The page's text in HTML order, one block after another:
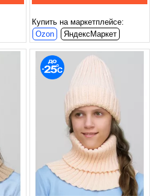
Купить на маркетплейсе:
Ozon
ЯндексМаркет